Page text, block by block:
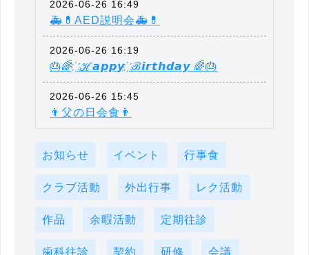
2026-06-26 16:49
🚑💊AED説明会🚑💊
2026-06-26 16:19
🎂🌈 ҉ ℋ𝙖𝙥𝙥𝙮 ҉ ℬ𝙞𝙧𝙩𝙝𝙙𝙖𝙮 🌈🎂
2026-06-26 15:45
👨父の日会食👨
お知らせ イベント 行事食
クラブ活動 外出行事 レク活動
作品 余暇活動 定期往診
歯科往診 契約 研修 会議